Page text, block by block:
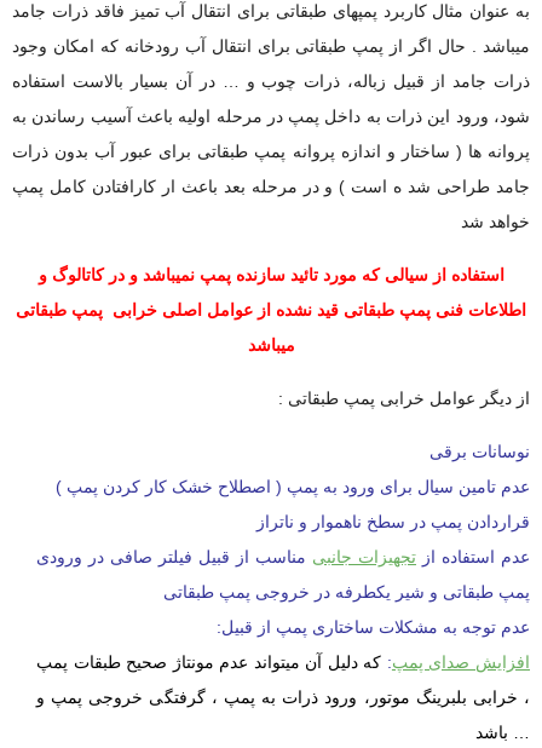
به عنوان مثال کاربرد پمپهای طبقاتی برای انتقال آب تمیز فاقد ذرات جامد
میباشد . حال اگر از پمپ طبقاتی برای انتقال آب رودخانه که امکان وجود
ذرات جامد از قبیل زباله، ذرات چوب و … در آن بسیار بالاست استفاده
شود، ورود این ذرات به داخل پمپ در مرحله اولیه باعث آسیب رساندن به
پروانه ها ( ساختار و اندازه پروانه پمپ طبقاتی برای عبور آب بدون ذرات
جامد طراحی شد ه است ) و در مرحله بعد باعث ار کارافتادن کامل پمپ
خواهد شد
استفاده از سیالی که مورد تائید سازنده پمپ نمیباشد و در کاتالوگ و
اطلاعات فنی پمپ طبقاتی قید نشده از عوامل اصلی خرابی پمپ طبقاتی
میباشد
از دیگر عوامل خرابی پمپ طبقاتی :
نوسانات برقی
عدم تامین سیال برای ورود به پمپ ( اصطلاح خشک کار کردن پمپ )
قراردادن پمپ در سطخ ناهموار و ناتراز
عدم استفاده از تجهیزات جانبی مناسب از قبیل فیلتر صافی در ورودی
پمپ طبقاتی و شیر یکطرفه در خروجی پمپ طبقاتی
عدم توجه به مشکلات ساختاری پمپ از قبیل:
افزایش صدای پمپ: که دلیل آن میتواند عدم مونتاژ صحیح طبقات پمپ
، خرابی بلبرینگ موتور، ورود ذرات به پمپ ، گرفتگی خروجی پمپ و
… باشد